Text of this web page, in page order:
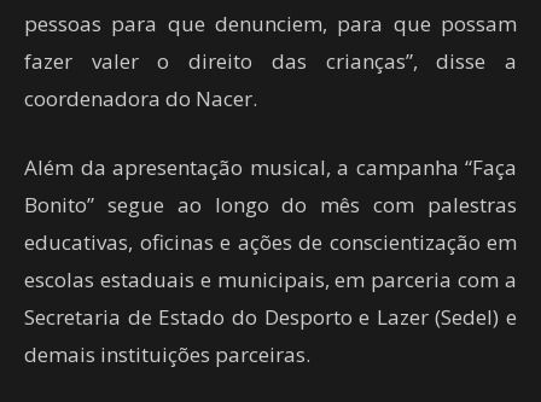
pessoas para que denunciem, para que possam
fazer valer o direito das crianças”, disse a
coordenadora do Nacer.
Além da apresentação musical, a campanha “Faça
Bonito” segue ao longo do mês com palestras
educativas, oficinas e ações de conscientização em
escolas estaduais e municipais, em parceria com a
Secretaria de Estado do Desporto e Lazer (Sedel) e
demais instituições parceiras.